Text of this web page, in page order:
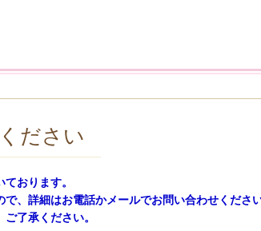
ださい
おります。
、詳細はお電話かメールでお問い合わせください
了承ください。